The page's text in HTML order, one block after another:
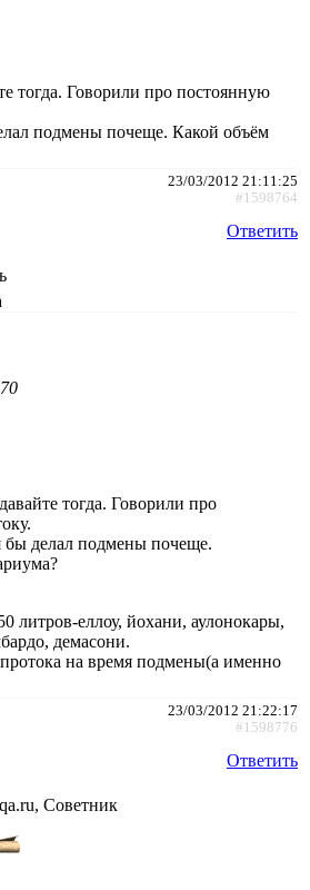
тогда. Говорили про постоянную
подмены почеще. Какой объём
23/03/2012 21:11:25
#1598764
Ответить
тогда. Говорили про
бы делал подмены почеще.
литров-еллоу, йохани, аулонокары,
демасони.
на время подмены(а именно
23/03/2012 21:22:17
#1598776
Ответить
Советник